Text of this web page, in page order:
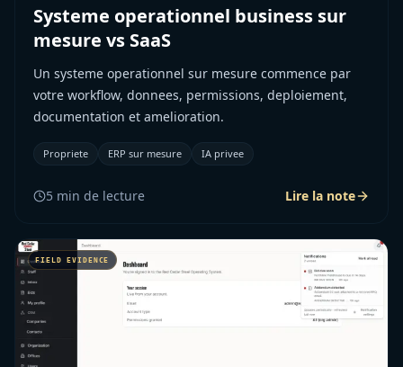
Systeme operationnel business sur
mesure vs SaaS
Un systeme operationnel sur mesure commence par
votre workflow, donnees, permissions, deploiement,
documentation et amelioration.
Propriete ERP sur mesure IA privee
5 min de lecture Lire la note